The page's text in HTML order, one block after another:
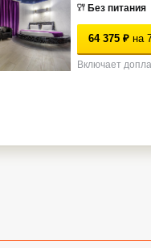
Без питания
64 375 ₽ на
Включает